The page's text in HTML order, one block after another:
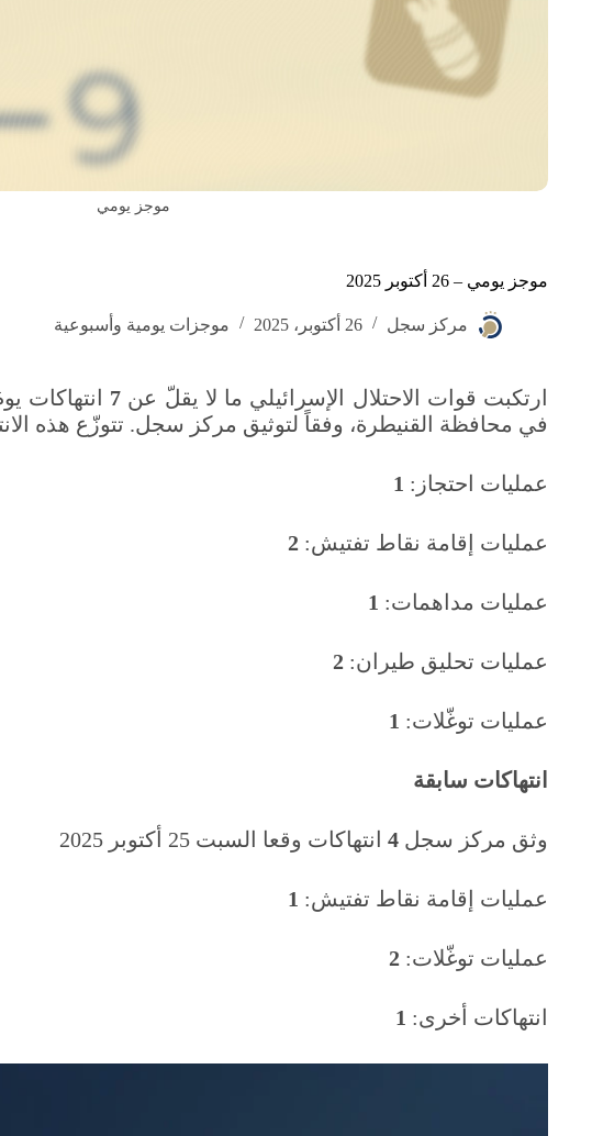
موجز يومي
موجز يومي – 26 أكتوبر 2025
مركز سجل 26 أكتوبر، 2025 موجزات يومية وأسبوعية
ارتكبت قوات الاحتلال الإسرائيلي ما لا يقلّ عن 7
في محافظة القنيطرة، وفقاً لتوثيق مركز سجل. تتوزّع هذه
عمليات احتجاز: 1
عمليات إقامة نقاط تفتيش: 2
عمليات مداهمات: 1
عمليات تحليق طيران: 2
عمليات توغّلات:
انتهاكات سابقة
وثق مركز سجل 4 انتهاكات وقعا السبت 25 أكتوبر 2025
عمليات إقامة نقاط تفتيش: 1
عمليات توغّلات: 2
انتهاكات أخرى: 1